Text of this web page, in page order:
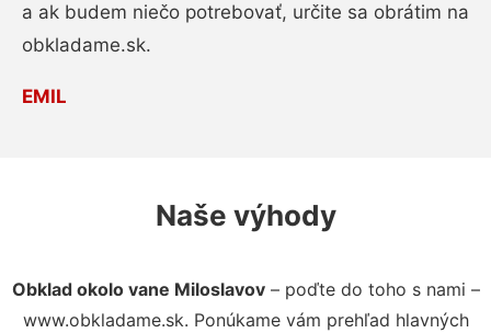
a ak budem niečo potrebovať, určite sa obrátim na
obkladame.sk.
EMIL
Naše výhody
Obklad okolo vane Miloslavov– poďte do toho s nami –
www.obkladame.sk. Ponúkame vám prehľad hlavných